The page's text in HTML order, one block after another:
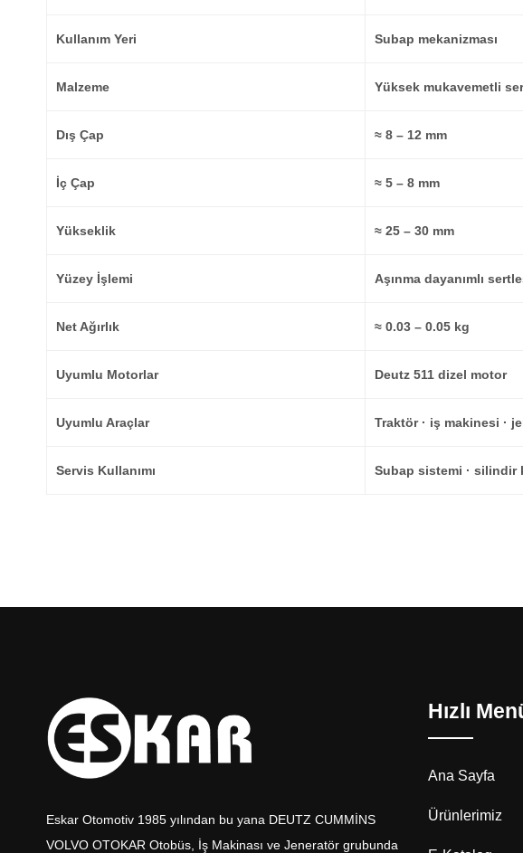
Kullanım Yeri Subap mekanizması
Malzeme Yüksek mukavemetli
Dış Çap ≈ 8 – 12 mm
İç Çap ≈ 5 – 8 mm
Yükseklik ≈ 25 – 30 mm
Yüzey İşlemi Aşınma dayanımlı
Net Ağırlık ≈ 0.03 – 0.05 kg
Uyumlu Motorlar Deutz 511 dizel motor
Uyumlu Araçlar Traktör · iş makinesi ·
Servis Kullanımı Subap sistemi · silindir
Eskar Otomotiv 1985 yılından bu yana DEUTZ CUMMİNS
VOLVO OTOKAR Otobüs, İş Makinası ve Jeneratör grubunda
Hızlı
Ana Sayfa
Ürünlerimiz